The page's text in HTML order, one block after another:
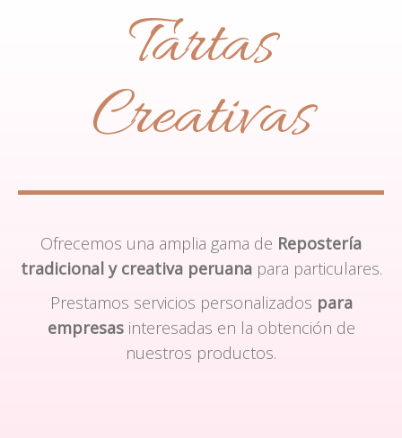
Tartas
Creativas
Ofrecemos una amplia gama de Repostería
tradicional y creativa peruanapara particulares.
Prestamos servicios personalizados para
empresasinteresadas en la obtención de
nuestros productos.